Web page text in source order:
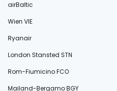
airBaltic
Wien VIE
Ryanair
London Stansted STN
Rom-Fiumicino FCO
Mailand-Bergamo BGY